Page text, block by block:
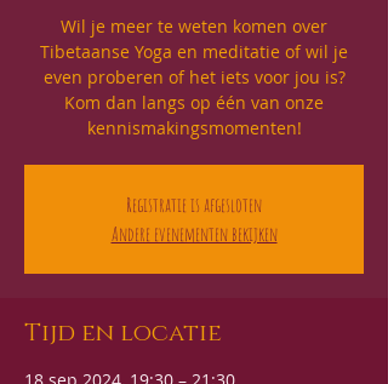
Wil je meer te weten komen over
Tibetaanse Yoga en meditatie of wil je
even proberen of het iets voor jou is?
Kom dan langs op één van onze
kennismakingsmomenten!
Registratie is afgesloten
Andere evenementen bekijken
Tijd en locatie